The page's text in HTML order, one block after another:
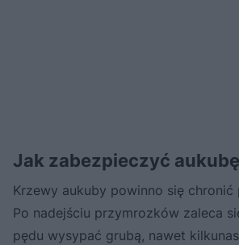
Jak zabezpieczyć
Krzewy aukuby powinno się chronić
Po nadejściu przymrozków zaleca
pędu wysypać grubą, nawet